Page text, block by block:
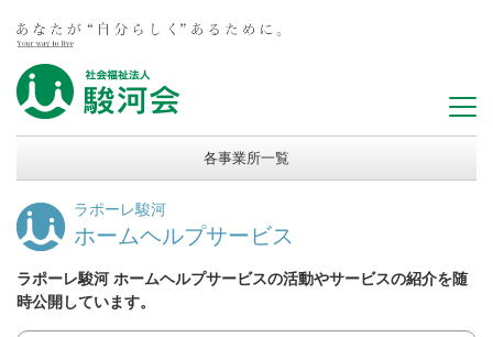
各事業所一覧
ラポーレ駿河
ホームヘルプサービス
ラポーレ駿河 ホームヘルプサービスの活動やサービスの紹介を随
時公開しています。